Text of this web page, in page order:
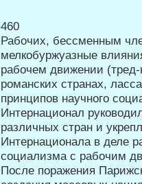
460
Рабочих, бессменным
мелкобуржуазные
рабочем движении
романских странах,
принци­пов научного
Интернационал
различных стран и
Интернационала в деле
социализма с рабочим
После поражения